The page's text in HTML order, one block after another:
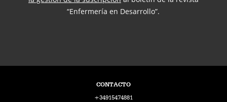
“Enfermería en Desarrollo”.
CONTACTO
+34915474881